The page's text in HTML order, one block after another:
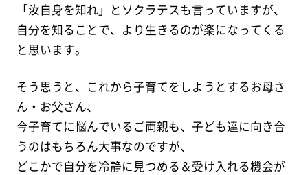
「汝自身を知れ」とソクラテスも言っていますが、
自分を知ることで、より生きるのが楽になってくる
と思います。
そう思うと、これから子育てをしようとするお母さ
ん・お父さん、
今子育てに悩んでいるご両親も、子ども達に向き合
うのはもちろん大事なのですが、
どこかで自分を冷静に見つめる＆受け入れる機会が